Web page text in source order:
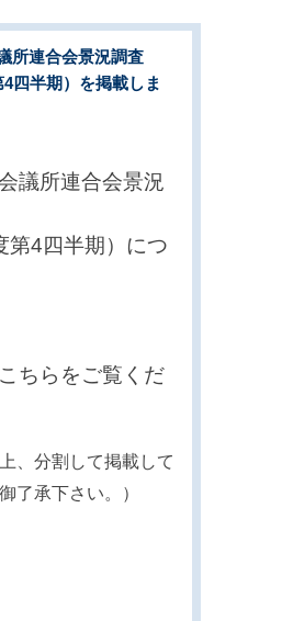
所連合会景況調査
4四半期）を掲載しま
議所連合会景況
第4四半期）につ
ちらをご覧くだ
、分割して掲載して
了承下さい。）